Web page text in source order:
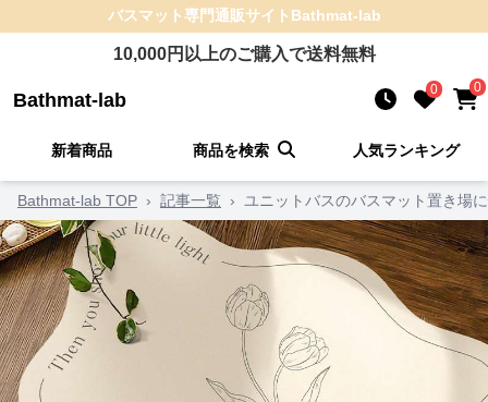
バスマット専門通販サイト Bathmat-lab
10,000円以上のご購入で送料無料
Bathmat-lab 0 0
新着商品 商品を検索 人気ランキング
Bathmat-lab TOP › 記事一覧 › ユニットバスのバスマット置き場